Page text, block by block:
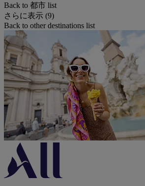
Back to 都市 list
さらに表示 (9)
Back to other destinations list